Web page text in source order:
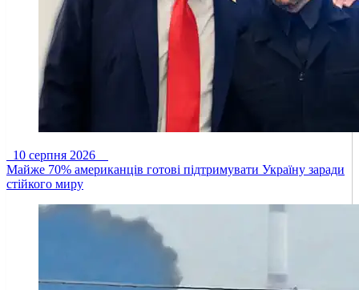
10 серпня 2026
Майже 70% американців готові підтримувати Україну заради
стійкого миру